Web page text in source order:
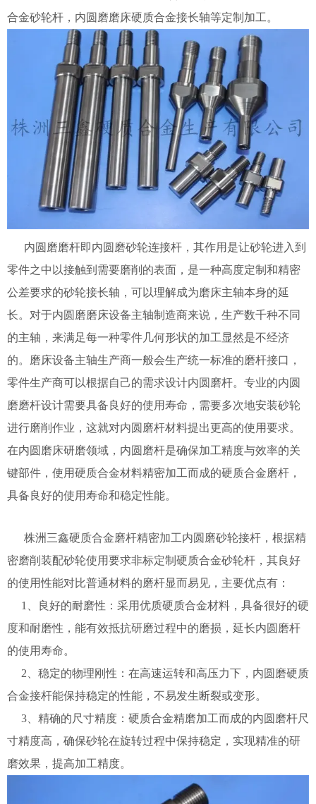
合金砂轮杆，内圆磨磨床硬质合金接长轴等定制加工。
内圆磨磨杆即内圆磨砂轮连接杆，其作用是让砂轮进入到
零件之中以接触到需要磨削的表面，是一种高度定制和精密
公差要求的砂轮接长轴，可以理解成为磨床主轴本身的延
长。对于内圆磨磨床设备主轴制造商来说，生产数千种不同
的主轴，来满足每一种零件几何形状的加工显然是不经济
的。磨床设备主轴生产商一般会生产统一标准的磨杆接口，
零件生产商可以根据自己的需求设计内圆磨杆。专业的内圆
磨磨杆设计需要具备良好的使用寿命，需要多次地安装砂轮
进行磨削作业，这就对内圆磨杆材料提出更高的使用要求。
在内圆磨床研磨领域，内圆磨杆是确保加工精度与效率的关
键部件，使用硬质合金材料精密加工而成的硬质合金磨杆，
具备良好的使用寿命和稳定性能。
株洲三鑫硬质合金磨杆精密加工内圆磨砂轮接杆，根据精
密磨削装配砂轮使用要求非标定制硬质合金砂轮杆，其良好
的使用性能对比普通材料的磨杆显而易见，主要优点有：
1、良好的耐磨性：采用优质硬质合金材料，具备很好的硬
度和耐磨性，能有效抵抗研磨过程中的磨损，延长内圆磨杆
的使用寿命。
2、稳定的物理刚性：在高速运转和高压力下，内圆磨硬质
合金接杆能保持稳定的性能，不易发生断裂或变形。
3、精确的尺寸精度：硬质合金精磨加工而成的内圆磨杆尺
寸精度高，确保砂轮在旋转过程中保持稳定，实现精准的研
磨效果，提高加工精度。